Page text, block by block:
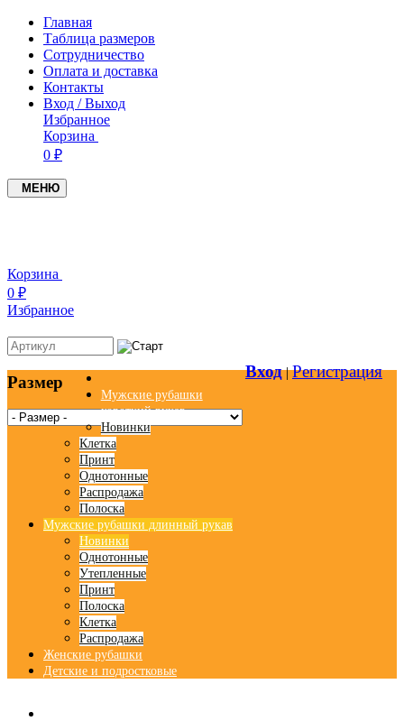
Главная
Таблица размеров
Сотрудничество
Оплата и доставка
Контакты
Вход / Выход
Избранное
Корзина
0 ₽
МЕНЮ
Корзина
0 ₽
Вход|Регистрация
Избранное
Размер
Мужские рубашки
короткий рукав
Новинки
Клетка
Принт
Однотонные
Распродажа
Полоска
Мужские рубашки длинный рукав
Новинки
Однотонные
Утепленные
Принт
Полоска
Клетка
Распродажа
Женские рубашки
Детские и подростковые